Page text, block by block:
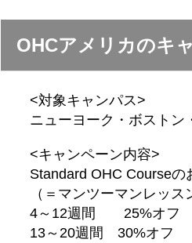
OHCアメリカのキ
<対象キャンパス>
ニューヨーク・ボストン
<キャンペーン内容>
Standard OHC Courseの
（＝マンツーマンレッ
4～12週間 25%オフ
13～20週間 30%オフ